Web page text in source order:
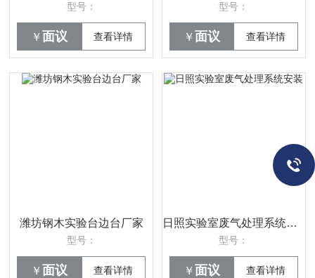
型号：
￥ 面议 查看详情
型号：
￥ 面议 查看详情
潍坊钢木实验台边台厂家
型号：
￥ 面议 查看详情
日照实验室废气处理系统安装
型号：
￥ 面议 查看详情